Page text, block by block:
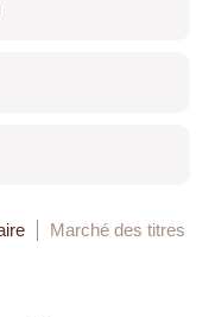
Marché des titres